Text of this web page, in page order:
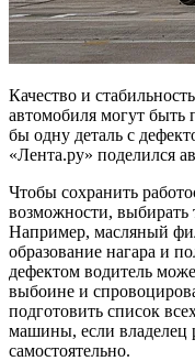
Качество и
автомобиля могут быть
бы одну деталь с
«Лента.ру» поделился
Чтобы сохранить
возможности, выбирать
Например, масляный
образование нагара и
дефектом водитель
выбоине и
подготовить список
машины, если владелец
самостоятельно.